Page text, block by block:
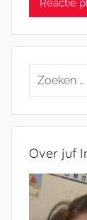
Zoeken
Over juf